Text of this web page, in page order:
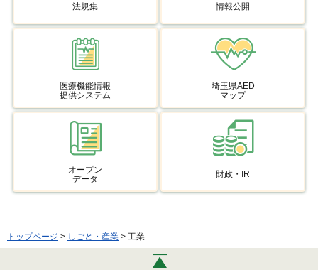
法規集 情報公開
医療機能情報
提供システム
埼玉県AED
マップ
オープン
データ
財政・IR
トップページ > しごと・産業 > 工業